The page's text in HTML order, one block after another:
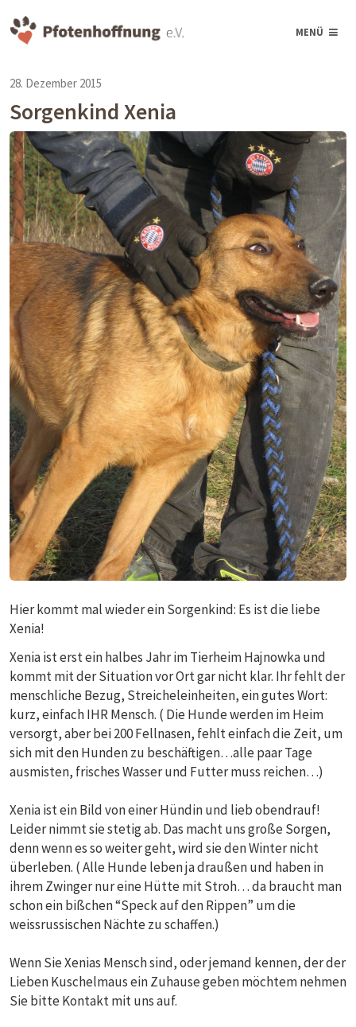
MENÜ
28. Dezember 2015
Sorgenkind Xenia
Hier kommt mal wieder ein Sorgenkind: Es ist die liebe
Xenia!
Xenia ist erst ein halbes Jahr im Tierheim Hajnowka und
kommt mit der Situation vor Ort gar nicht klar. Ihr fehlt der
menschliche Bezug, Streicheleinheiten, ein gutes Wort:
kurz, einfach IHR Mensch. ( Die Hunde werden im Heim
versorgt, aber bei 200 Fellnasen, fehlt einfach die Zeit, um
sich mit den Hunden zu beschäftigen…alle paar Tage
ausmisten, frisches Wasser und Futter muss reichen…)
Xenia ist ein Bild von einer Hündin und lieb obendrauf!
Leider nimmt sie stetig ab. Das macht uns große Sorgen,
denn wenn es so weiter geht, wird sie den Winter nicht
überleben. ( Alle Hunde leben ja draußen und haben in
ihrem Zwinger nur eine Hütte mit Stroh… da braucht man
schon ein bißchen “Speck auf den Rippen” um die
weissrussischen Nächte zu schaffen.)
Wenn Sie Xenias Mensch sind, oder jemand kennen, der der
Lieben Kuschelmaus ein Zuhause geben möchtem nehmen
Sie bitte Kontakt mit uns auf.